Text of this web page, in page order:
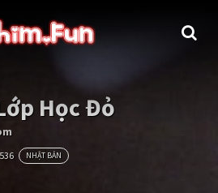
Chiến tranh
Học Đỏ
NHẬT BẢN